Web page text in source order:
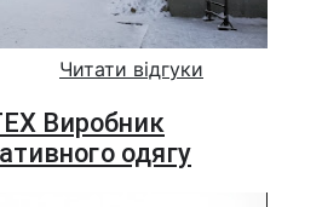
Читати відгуки
Виробник
одягу